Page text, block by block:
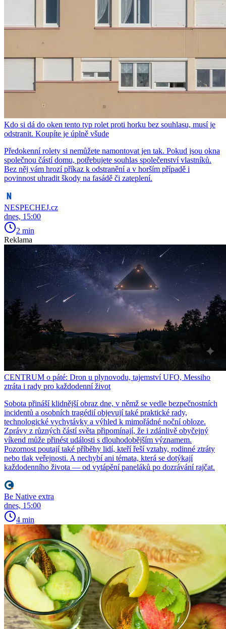
Kdo si dá do oken tento typ rolet proti horku bez souhlasu, musí je
odstranit. Koupíte je úplně všude
Předokenní rolety si nemůžete namontovat jen tak. Pokud jsou okna
společnou částí domu, potřebujete souhlas společenství vlastníků.
Bez něj vám hrozí příkaz k odstranění a v horším případě i
povinnost uhradit škody na fasádě či zateplení.
NESPECHEJ.cz
dnes, 15:00
2 min
Reklama
CENTRUM o páté: Dron u plynovodu, tajemství UFO, Messiho
ztráta i rady pro každodenní život
Sobota přináší klidnější obraz dne, v němž se vedle bezpečnostních
incidentů a osobních tragédií objevují také praktické rady,
technologické vychytávky a výhled k mimořádné noční obloze.
Zprávy z různých částí světa připomínají, že i zdánlivě obyčejný
víkend může přinést události s dlouhodobějším významem.
Pozornost poutají také příběhy lidí, kteří řeší vztahy, rodinné ztráty
nebo tlak veřejnosti. A nechybí ani témata, která se dotýkají
každodenního života — od vytápění paneláků po dozrávání rajčat.
Be Native extra
dnes, 15:00
4 min